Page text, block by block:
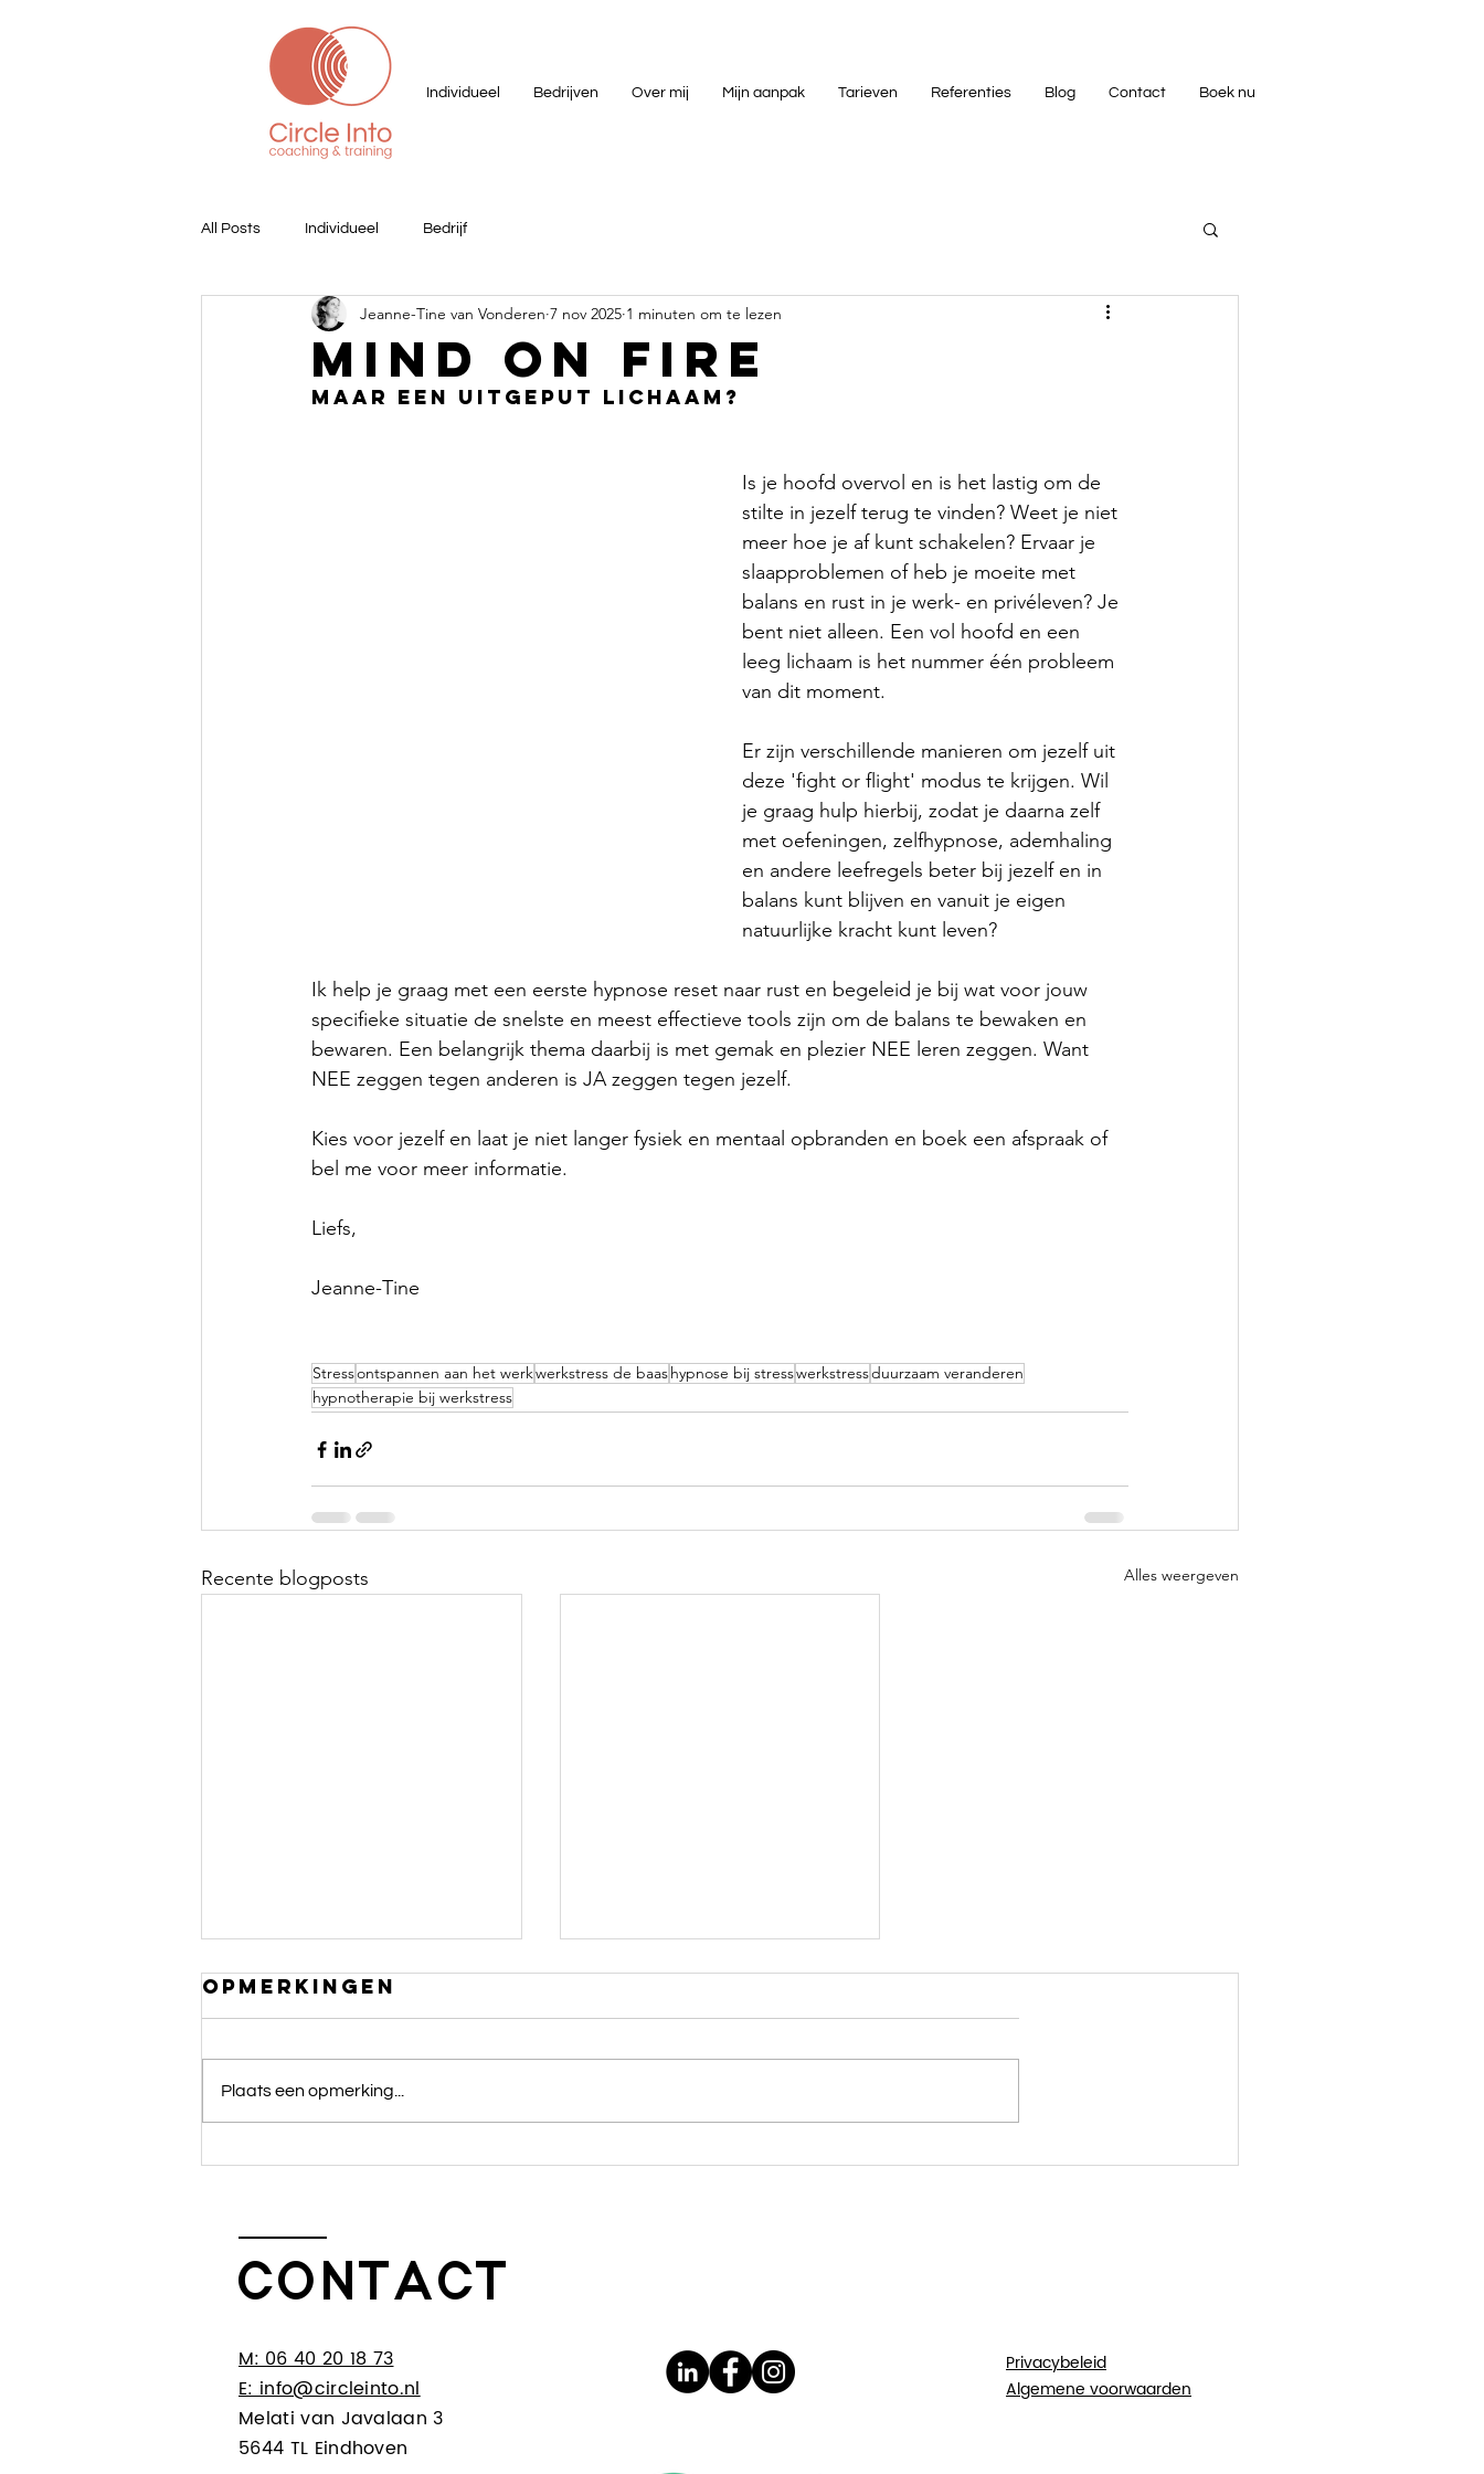
Individueel Bedrijven Over mij Mijn aanpak Tarieven Referenties Blog Contact Boek nu
All Posts Individueel Bedrijf
Mind on fire
Jeanne-Tine van Vonderen 7 nov 2025 1 minuten om te lezen
Maar een uitgeput lichaam?
Is je hoofd overvol en is het lastig om de
stilte in jezelf terug te vinden? Weet je niet
meer hoe je af kunt schakelen? Ervaar je
slaapproblemen of heb je moeite met
balans en rust in je werk- en privéleven? Je
bent niet alleen. Een vol hoofd en een
leeg lichaam is het nummer één probleem
van dit moment.
Er zijn verschillende manieren om jezelf uit
deze 'fight or flight' modus te krijgen. Wil
je graag hulp hierbij, zodat je daarna zelf
met oefeningen, zelfhypnose, ademhaling
en andere leefregels beter bij jezelf en in
balans kunt blijven en vanuit je eigen
natuurlijke kracht kunt leven?
Ik help je graag met een eerste hypnose reset naar rust en begeleid je bij wat voor jouw
specifieke situatie de snelste en meest effectieve tools zijn om de balans te bewaken en
bewaren. Een belangrijk thema daarbij is met gemak en plezier NEE leren zeggen. Want
NEE zeggen tegen anderen is JA zeggen tegen jezelf.
Kies voor jezelf en laat je niet langer fysiek en mentaal opbranden en boek een afspraak of
bel me voor meer informatie.
Liefs,
Jeanne-Tine
Stressontspannen aan het werkwerkstress de baashypnose bij stresswerkstressduurzaam veranderen
hypnotherapie bij werkstress
Recente blogposts Alles weergeven
hypnose: burn-
performers
Met
Opmerkingen
Plaats een opmerking...
CONTACT
M: ​06 40 20 18 73
E: info@circleinto.nl
Melati van Javalaan 3
5644 TL Eindhoven
Privacybeleid
Algemene voorwaarden